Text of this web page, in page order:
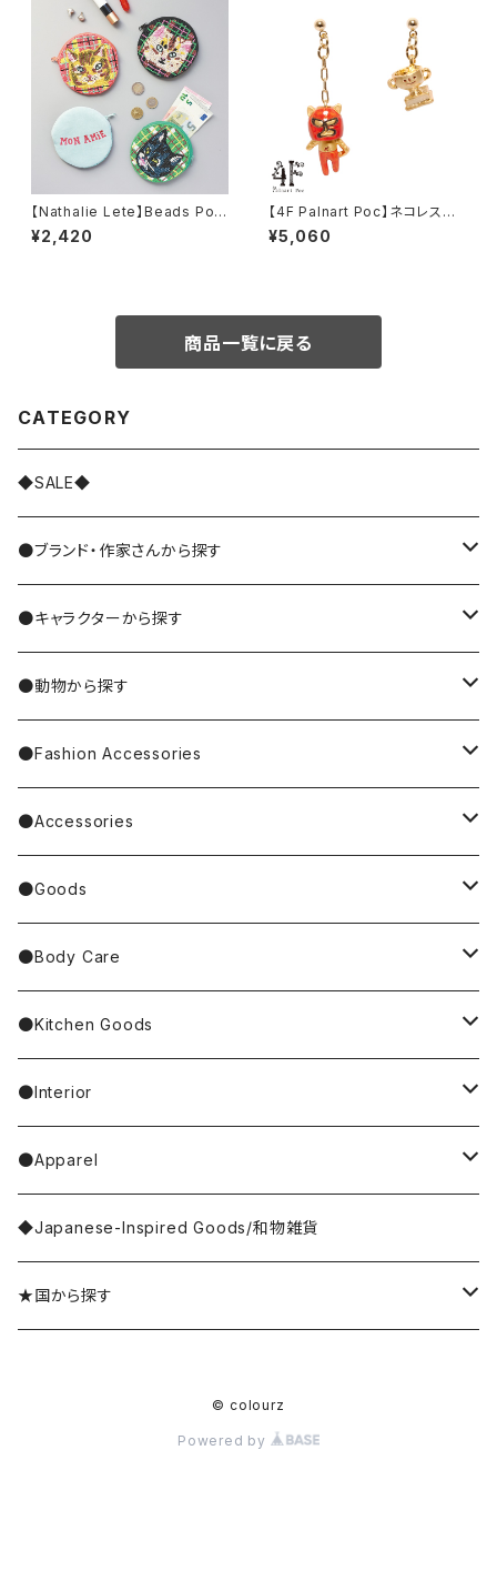
【Nathalie Lete】Beads Pou
ch
¥2,420
【4F Palnart Poc】ネコレスラ
ーピアス
¥5,060
商品一覧に戻る
CATEGORY
◆SALE◆
●ブランド・作家さんから探す
MIYUKI MATSUO/松尾ミユキ
Nathalie Lete
Miyagi Chika/みやぎちか
BAREFOOT
Richard Scarry/リチャード・スキャリー
Palnart Poc
4F Palnart Poc（cat）
Hannah Turner
Casselini/HEY! Mrs ROSE
Goma
yao
Olya
●キャラクターから探す
Krtek／もぐらのクルテク
PUPPET SUNSUN／パペットスンスン
Garfield
BETTY BOOP
PINGU
ノンタン
SNOOPY／スヌーピー
●動物から探す
cat／猫
dog／犬
rabbit／うさぎ
●Fashion Accessories
Bag
Tote Bag
Other Bag
Pouch
Handkerchief／Towel／TENUGUI
Socks
Stole／Muffler
Glove／Arm cover
Umbrella
Wallet
●Accessories
earrings／ピアス
clip on earrings／イヤリング
ear cuff／イヤーカフ
necklace／ネックレス
ring／リング
bracelet／ブレスレット
brooch／ブローチ
●Goods
Mirror
ornaments／accessory case
toys／stuffed toy
stationery
key ring
perfume bottle
●Body Care
hand soap
hand cream
bar soap
●Kitchen Goods
tableware
placemat
dishcloth
coaster
●Interior
room shoes
rug／tapestry
lumpshade
●Apparel
tops
outer
◆Japanese-Inspired Goods/和物雑貨
★国から探す
© colourz
Powered by